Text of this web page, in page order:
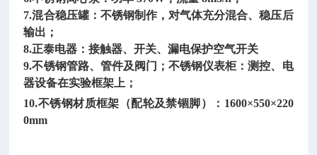
7.混合稳压罐：不锈钢制作，对气体充分混合、稳压后
输出；
8.正泰电器：接触器、开关、漏电保护空气开关
9.不锈钢管路、管件及阀门；不锈钢仪表柜：测控、电
器设备在实验框架上；
10.不锈钢材质框架（配轮及禁锢脚）：1600×550×220
0mm